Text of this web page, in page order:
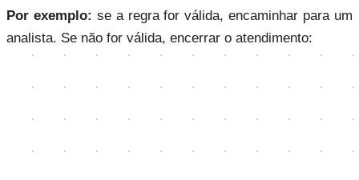
Por exemplo: se a regra for válida, encaminhar para um
analista. Se não for válida, encerrar o atendimento: